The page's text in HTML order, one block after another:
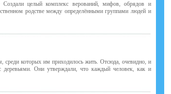
целый комплекс верований, мифов, обрядов и
родстве между определёнными группами людей и
среди которых им приходилось жить. Отсюда, очевидно, и
деревьями. Они утверждали, что каждый человек, как и